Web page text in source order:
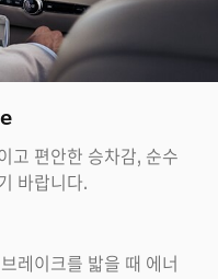
고 편안한 승차감, 순수
바랍니다.
레이크를 밟을 때 에너